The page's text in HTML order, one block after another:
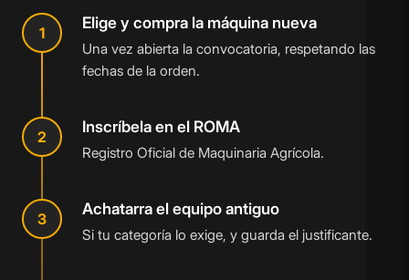
1
Elige y compra la máquina nueva
Una vez abierta la convocatoria, respetando las
fechas de la orden.
2
Inscríbela en el ROMA
Registro Oficial de Maquinaria Agrícola.
3
Achatarra el equipo antiguo
Si tu categoría lo exige, y guarda el justificante.